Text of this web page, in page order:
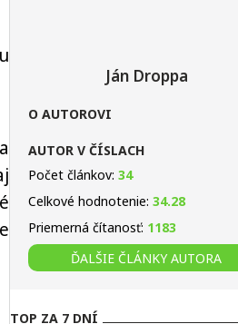
Ján Droppa
O AUTOROVI
AUTOR V ČÍSLACH
Počet článkov: 34
Celkové hodnotenie: 34.28
Priemerná čítanosť: 1183
ĎALŠIE ČLÁNKY AUTORA
TOP ZA 7 DNÍ